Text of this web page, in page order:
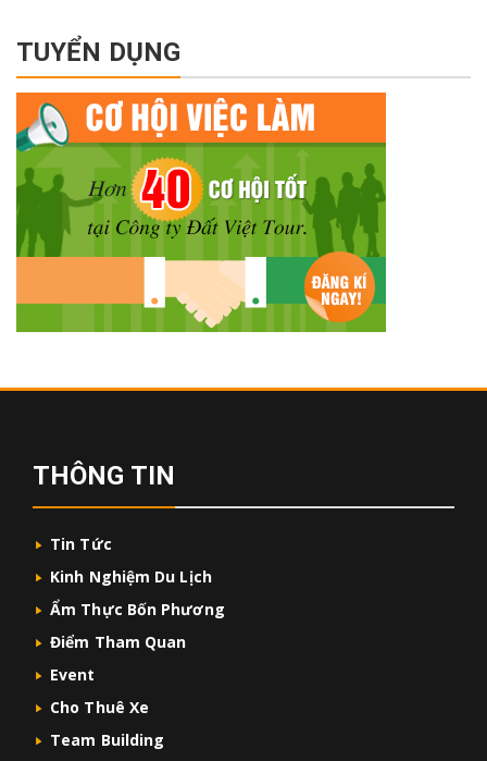
TUYỂN DỤNG
THÔNG TIN
Tin Tức
Kinh Nghiệm Du Lịch
Ẩm Thực Bốn Phương
Điểm Tham Quan
Event
Cho Thuê Xe
Team Building